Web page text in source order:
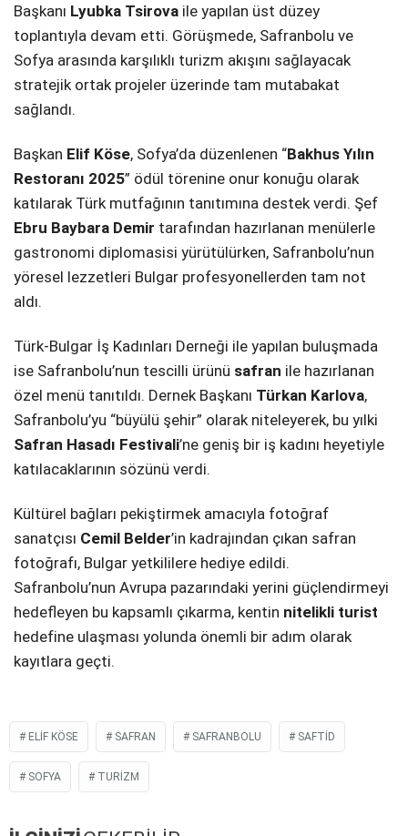
Başkanı Lyubka Tsirova ile yapılan üst düzey
toplantıyla devam etti. Görüşmede, Safranbolu ve
Sofya arasında karşılıklı turizm akışını sağlayacak
stratejik ortak projeler üzerinde tam mutabakat
sağlandı.
Başkan Elif Köse, Sofya’da düzenlenen “Bakhus Yılın
Restoranı 2025” ödül törenine onur konuğu olarak
katılarak Türk mutfağının tanıtımına destek verdi. Şef
Ebru Baybara Demir tarafından hazırlanan menülerle
gastronomi diplomasisi yürütülürken, Safranbolu’nun
yöresel lezzetleri Bulgar profesyonellerden tam not
aldı.
Türk-Bulgar İş Kadınları Derneği ile yapılan buluşmada
ise Safranbolu’nun tescilli ürünü safran ile hazırlanan
özel menü tanıtıldı. Dernek Başkanı Türkan Karlova,
Safranbolu’yu “büyülü şehir” olarak niteleyerek, bu yılki
Safran Hasadı Festivali’ne geniş bir iş kadını heyetiyle
katılacaklarının sözünü verdi.
Kültürel bağları pekiştirmek amacıyla fotoğraf
sanatçısı Cemil Belder’in kadrajından çıkan safran
fotoğrafı, Bulgar yetkililere hediye edildi.
Safranbolu’nun Avrupa pazarındaki yerini güçlendirmeyi
hedefleyen bu kapsamlı çıkarma, kentin nitelikli turist
hedefine ulaşması yolunda önemli bir adım olarak
kayıtlara geçti.
ELIF KÖSE SAFRAN SAFRANBOLU SAFTİD
SOFYA TURIZM